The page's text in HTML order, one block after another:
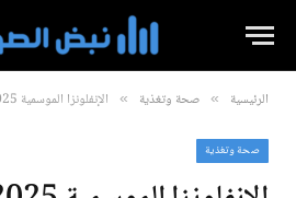
الرئيسية » صحة وتغذية » الإنفلونزا الموسمية 2025: كيف تحمي نفسك من العدوى وتتعافى بسرعة؟
صحة وتغذية